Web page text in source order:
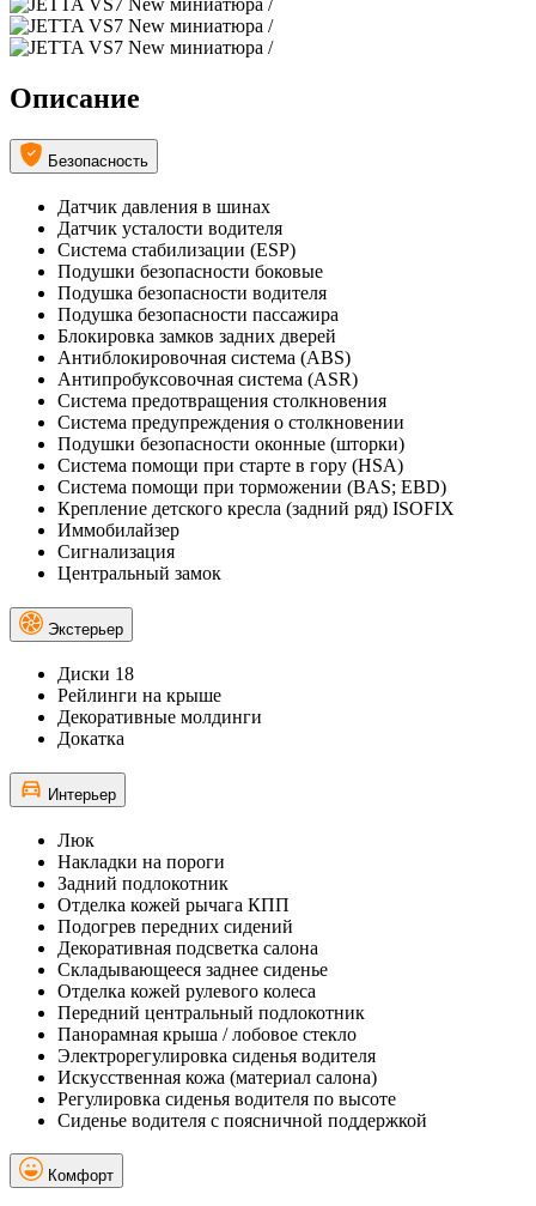
Описание
Безопасность
Датчик давления в шинах
Датчик усталости водителя
Система стабилизации (ESP)
Подушки безопасности боковые
Подушка безопасности водителя
Подушка безопасности пассажира
Блокировка замков задних дверей
Антиблокировочная система (ABS)
Антипробуксовочная система (ASR)
Система предотвращения столкновения
Система предупреждения о столкновении
Подушки безопасности оконные (шторки)
Система помощи при старте в гору (HSA)
Система помощи при торможении (BAS; EBD)
Крепление детского кресла (задний ряд) ISOFIX
Иммобилайзер
Сигнализация
Центральный замок
Экстерьер
Диски 18
Рейлинги на крыше
Декоративные молдинги
Докатка
Интерьер
Люк
Накладки на пороги
Задний подлокотник
Отделка кожей рычага КПП
Подогрев передних сидений
Декоративная подсветка салона
Складывающееся заднее сиденье
Отделка кожей рулевого колеса
Передний центральный подлокотник
Панорамная крыша / лобовое стекло
Электрорегулировка сиденья водителя
Искусственная кожа (материал салона)
Регулировка сиденья водителя по высоте
Сиденье водителя с поясничной поддержкой
Комфорт